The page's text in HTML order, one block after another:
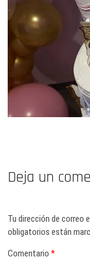
Deja un
Tu dirección de correo
obligatorios están
Comentario*